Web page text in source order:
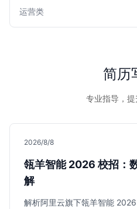
果，助您在激烈的市场竞争中
营管理职位。
运营类
简历
专业指导，
2026/8/8
瓴羊智能 2026 校招：
解
解析阿里云旗下瓴羊智能